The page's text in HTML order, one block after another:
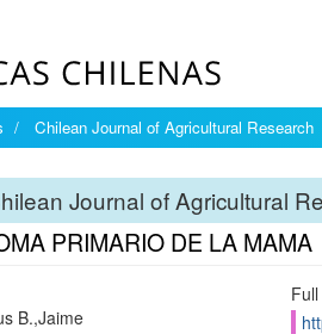
Chilean Journal of Agricultural Research
Journal of Agricultural
PRIMARIO DE LA MAMA
B.,Jaime